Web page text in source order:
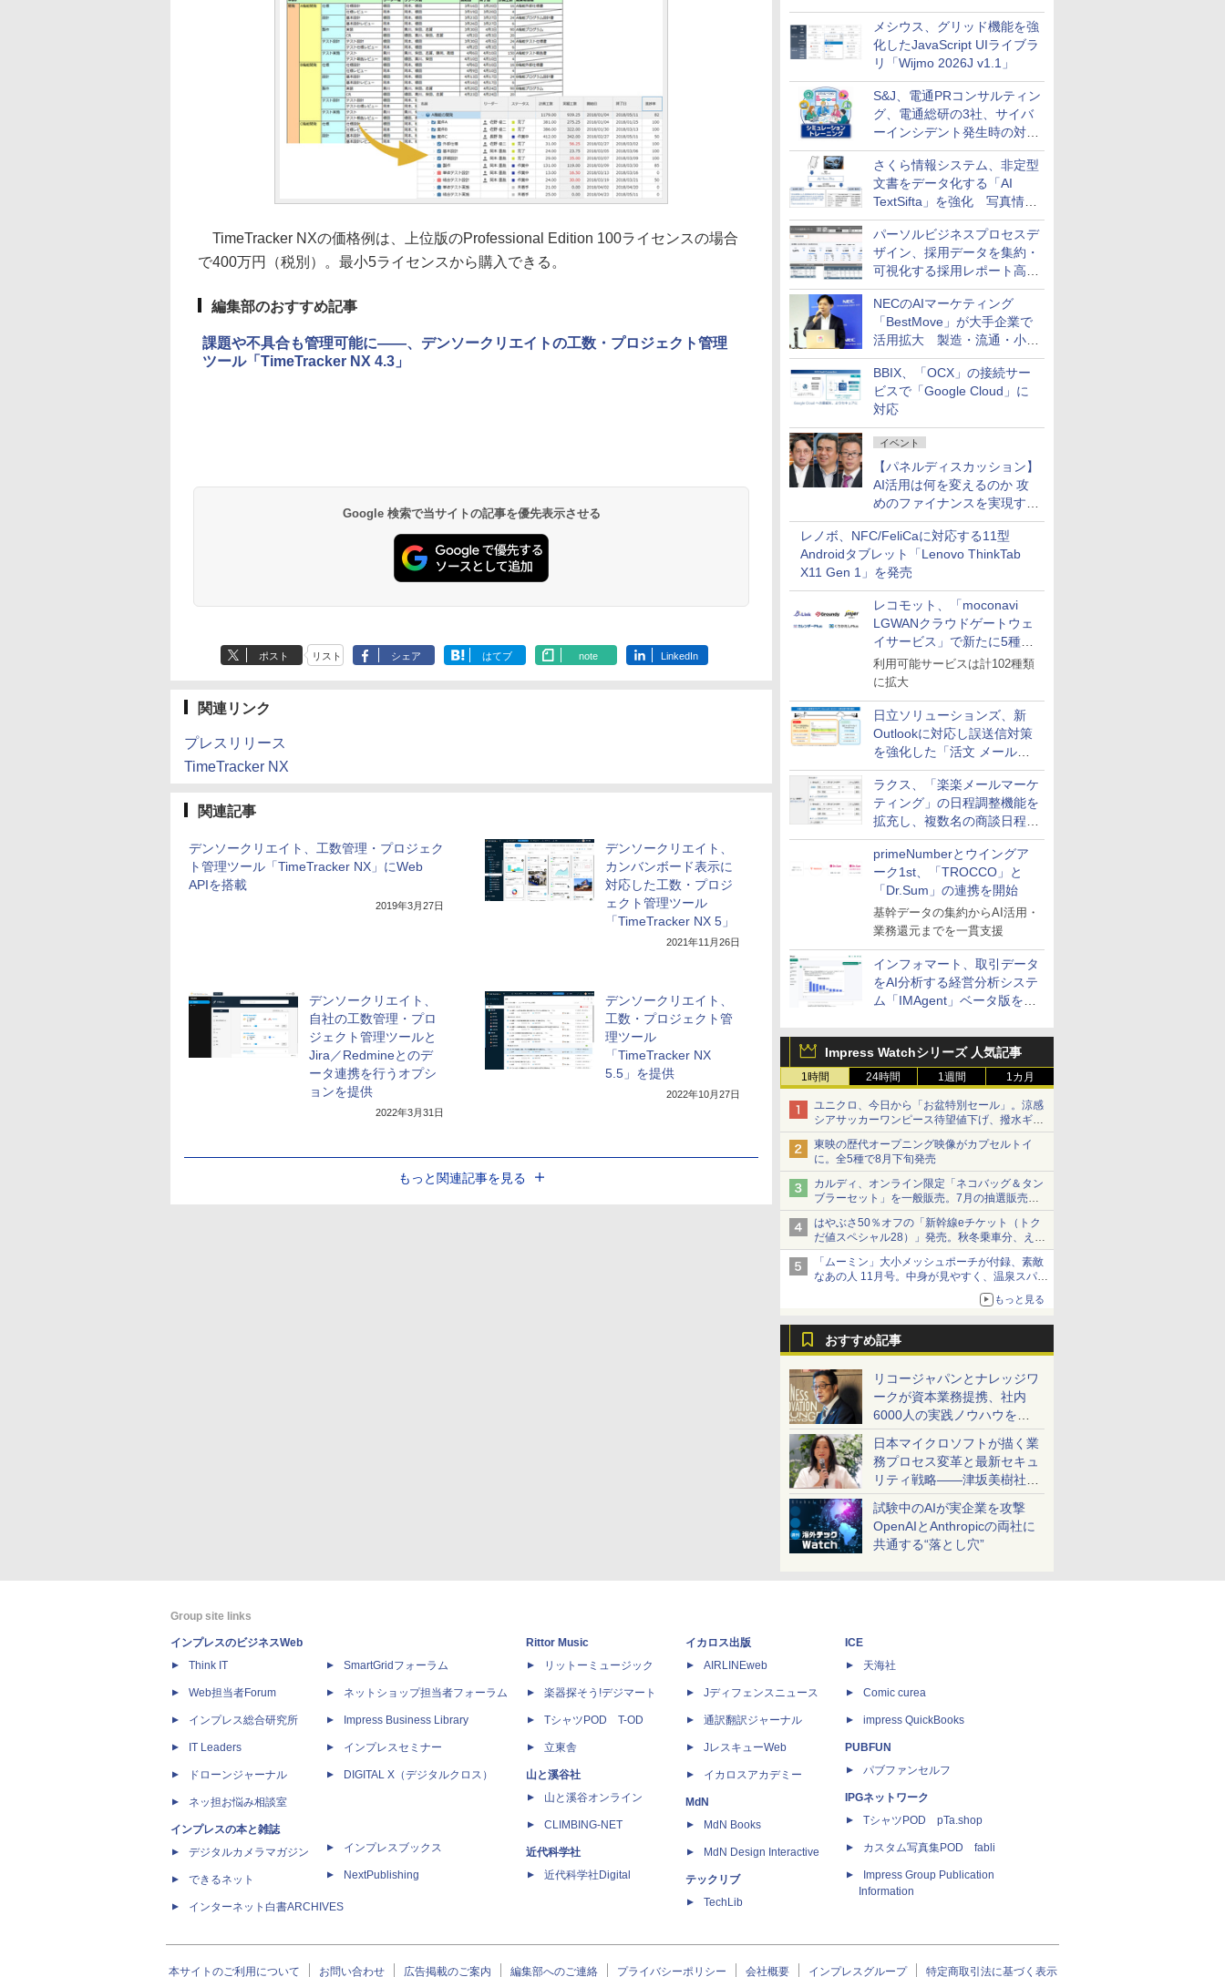
メシウス、グリッド機能を強
化したJavaScript UIライブラ
リ「Wijmo 2026J v1.1」
S&J、電通PRコンサルティン
グ、電通総研の3社、サイバ
ーインシデント発生時の対応
と危機管理広報を一体的に訓
練するプログラムを提供
さくら情報システム、非定型
文書をデータ化する「AI
TextSifta」を強化 写真情報
のデータ化などに対応
パーソルビジネスプロセスデ
ザイン、採用データを集約・
可視化する採用レポート高速
化サービスを提供
NECのAIマーケティング
「BestMove」が大手企業で
活用拡大 製造・流通・小売
企業・広告代理店などが実装
フェーズへ
BBIX、「OCX」の接続サー
ビスで「Google Cloud」に
対応
イベント
【パネルディスカッション】
AI活用は何を変えるのか 攻
めのファイナンスを実現する
業務設計とマインドセット変
革
レノボ、NFC/FeliCaに対応する11型
Androidタブレット「Lenovo ThinkTab
X11 Gen 1」を発売
レコモット、「moconavi
LGWANクラウドゲートウェ
イサービス」で新たに5種類
のサービスと連携開始
利用可能サービスは計102種類
に拡大
日立ソリューションズ、新
Outlookに対応し誤送信対策
を強化した「活文 メール誤
送信防止アドインサービス」
を提供
ラクス、「楽楽メールマーケ
ティング」の日程調整機能を
拡充し、複数名の商談日程調
整を効率化
primeNumberとウイングア
ーク1st、「TROCCO」と
「Dr.Sum」の連携を開始
基幹データの集約からAI活用・
業務還元までを一貫支援
インフォマート、取引データ
をAI分析する経営分析システ
ム「IMAgent」ベータ版を提
Impress Watchシリーズ 人気記事
1時間 24時間 1週間 1カ月
ユニクロ、今日から「お盆特別セール」。涼感
シアサッカーワンピース待望値下げ、撥水ギア
ショーツは1990円に
東映の歴代オープニング映像がカプセルトイ
に。全5種で8月下旬発売
カルディ、オンライン限定「ネコバッグ＆タン
ブラーセット」を一般販売。7月の抽選販売の
当選無効分
はやぶさ50％オフの「新幹線eチケット（トク
だ値スペシャル28）」発売。秋冬乗車分、えき
ねっと限定
「ムーミン」大小メッシュポーチが付録、素敵
なあの人 11月号。中身が見やすく、温泉スパに
もっと見る
おすすめ記事
リコージャパンとナレッジワ
ークが資本業務提携、社内
6000人の実践ノウハウを生
かした「AI商談記録 for
RICOH」を展開へ
日本マイクロソフトが描く業
務プロセス変革と最新セキュ
リティ戦略――津坂美樹社長
が2027年度戦略を説明
試験中のAIが実企業を攻撃
OpenAIとAnthropicの両社に
共通する“落とし穴”
TimeTracker NXの価格例は、上位版のProfessional Edition 100ライセンスの場合
で400万円（税別）。最小5ライセンスから購入できる。
編集部のおすすめ記事
課題や不具合も管理可能に――、デンソークリエイトの工数・プロジェクト管理
ツール「TimeTracker NX 4.3」
Google 検索で当サイトの記事を優先表示させる
ポスト リスト シェア はてブ note LinkedIn
関連リンク
プレスリリース
TimeTracker NX
関連記事
デンソークリエイト、工数管理・プロジェク
ト管理ツール「TimeTracker NX」にWeb
APIを搭載
2019年3月27日
デンソークリエイト、
カンバンボード表示に
対応した工数・プロジ
ェクト管理ツール
「TimeTracker NX 5」
2021年11月26日
デンソークリエイト、
自社の工数管理・プロ
ジェクト管理ツールと
Jira／Redmineとのデ
ータ連携を行うオプシ
ョンを提供
2022年3月31日
デンソークリエイト、
工数・プロジェクト管
理ツール
「TimeTracker NX
5.5」を提供
2022年10月27日
もっと関連記事を見る
Group site links
インプレスのビジネスWeb
Think IT
Web担当者Forum
インプレス総合研究所
IT Leaders
ドローンジャーナル
ネッ担お悩み相談室
インプレスの本と雑誌
デジタルカメラマガジン
できるネット
インターネット白書ARCHIVES
SmartGridフォーラム
ネットショップ担当者フォーラム
Impress Business Library
インプレスセミナー
DIGITAL X（デジタルクロス）
インプレスブックス
NextPublishing
Rittor Music
リットーミュージック
楽器探そう!デジマート
TシャツPOD T-OD
立東舎
山と溪谷社
山と溪谷オンライン
CLIMBING-NET
近代科学社
近代科学社Digital
イカロス出版
AIRLINEweb
Jディフェンスニュース
通訳翻訳ジャーナル
JレスキューWeb
イカロスアカデミー
MdN
MdN Books
MdN Design Interactive
テックリブ
TechLib
ICE
天海社
Comic curea
impress QuickBooks
PUBFUN
パブファンセルフ
IPGネットワーク
TシャツPOD pTa.shop
カスタム写真集POD fabli
Impress Group Publication
Information
本サイトのご利用について お問い合わせ 広告掲載のご案内 編集部へのご連絡 プライバシーポリシー 会社概要 インプレスグループ 特定商取引法に基づく表示